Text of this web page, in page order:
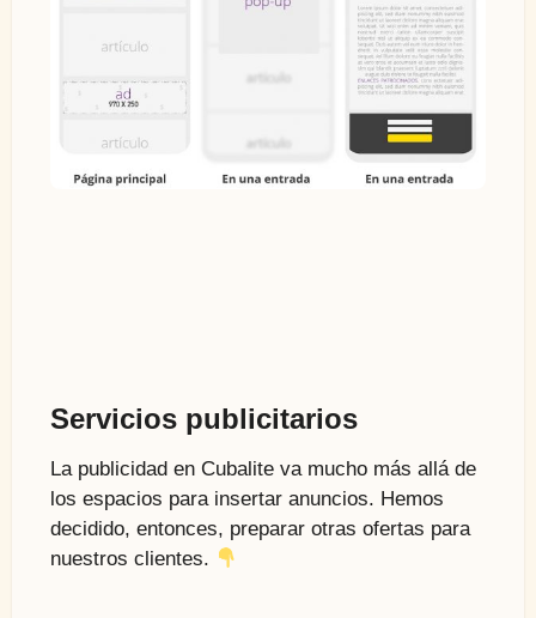
Servicios publicitarios
La publicidad en Cubalite va mucho más allá de
los espacios para insertar anuncios. Hemos
decidido, entonces, preparar otras ofertas para
nuestros clientes.